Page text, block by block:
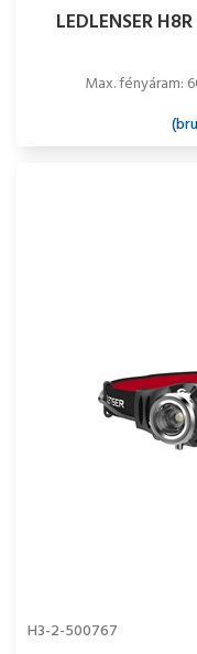
LEDLENSER
Max. fényáram:
H3-2-500767